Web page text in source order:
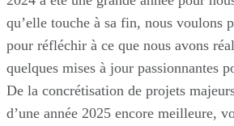
qu’elle touche à sa fin, nous voulons
pour réfléchir à ce que nous avons
quelques mises à jour passionnantes
De la concrétisation de projets
d’une année 2025 encore meilleure,